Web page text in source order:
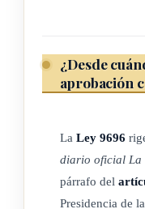
¿Desde
aprobación
La Ley 9696
diario oficial La
párrafo del
Presidencia de